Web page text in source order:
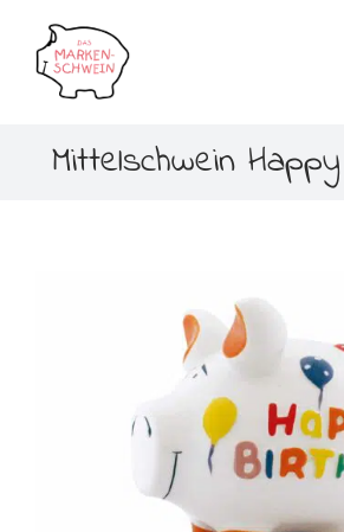
springen
Mittelschwein